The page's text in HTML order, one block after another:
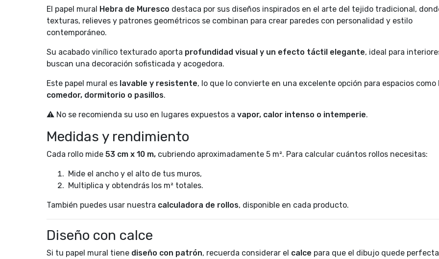
El papel mural Hebra de Muresco destaca por sus diseños inspirados en el arte del tejido tradicional,
texturas, relieves y patrones geométricos se combinan para crear paredes con personalidad y estilo
contemporáneo.
Su acabado vinílico texturado aporta profundidad visual y un efecto táctil elegante, ideal para
buscan una decoración sofisticada y acogedora.
Este papel mural es lavable y resistente, lo que lo convierte en una excelente opción para espacios como
comedor, dormitorio o pasillos.
⚠️ No se recomienda su uso en lugares expuestos a vapor, calor intenso o intemperie.
Medidas y rendimiento
Cada rollo mide 53 cm x 10 m, cubriendo aproximadamente 5 m². Para calcular cuántos rollos necesitas:
Mide el ancho y el alto de tus muros,
Multiplica y obtendrás los m² totales.
También puedes usar nuestra calculadora de rollos, disponible en cada producto.
Diseño con calce
Si tu papel mural tiene diseño con patrón, recuerda considerar el calce para que el dibujo quede